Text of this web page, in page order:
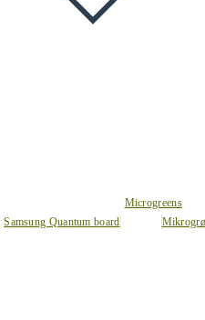
Samsung Quantum board
Microgreens